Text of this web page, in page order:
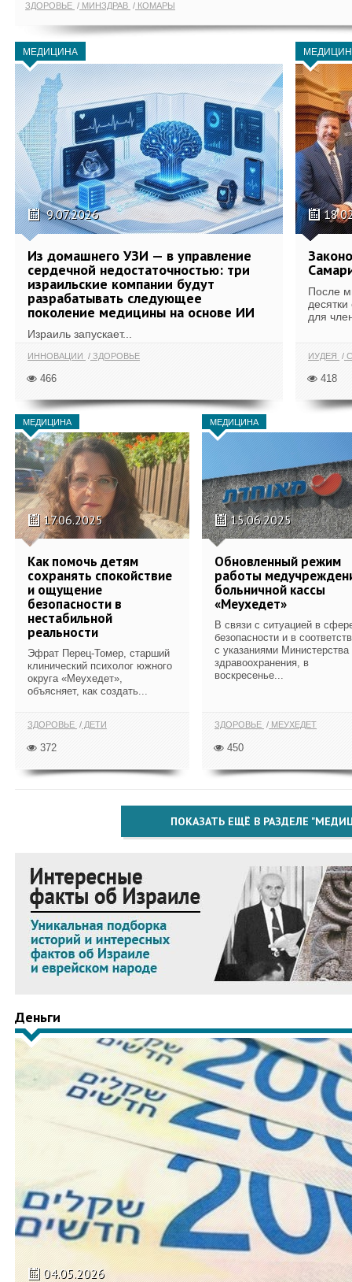
ЗДОРОВЬЕ МИНЗДРАВ КОМАРЫ
МЕДИЦИНА
9.07.2026
Из домашнего УЗИ — в управление
сердечной недостаточностью: три
израильские компании будут
разрабатывать следующее
поколение медицины на основе ИИ
Израиль запускает...
ИННОВАЦИИ ЗДОРОВЬЕ
466
После
для
ИУДЕЯ
418
МЕДИЦИНА
17.06.2025
Как помочь детям
сохранять спокойствие
и ощущение
безопасности в
нестабильной
реальности
Эфрат Перец-Томер, старший
клинический психолог южного
округа «Меухедет»,
объясняет, как создать...
ЗДОРОВЬЕ ДЕТИ
372
МЕДИЦИНА
15.06.2025
Обновленный режим
работы
больничной кассы
«Меухедет»
В связи с ситуацией в
безопасности и в
с указаниями Министерства
здравоохранения, в
воскресенье...
ЗДОРОВЬЕ МЕУХЕДЕТ
450
ПОКАЗАТЬ ЕЩЁ В РАЗДЕЛЕ
Деньги
04.05.2026